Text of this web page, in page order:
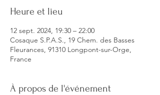
Heure et lieu
12 sept. 2024, 19:30 – 22:00
Cosaque S.P.A.S., 19 Chem. des Basses
Fleurances, 91310 Longpont-sur-Orge,
France
À propos de l'événement